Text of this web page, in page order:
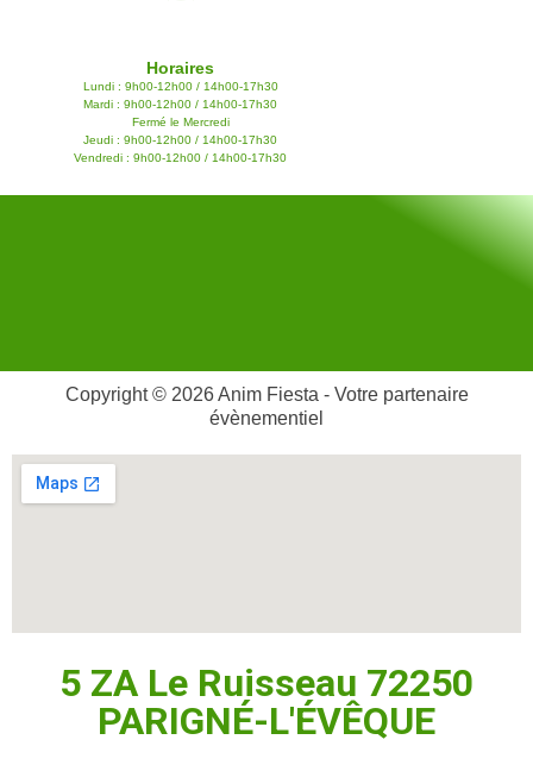
Horaires
Lundi : 9h00-12h00 / 14h00-17h30
Mardi : 9h00-12h00 / 14h00-17h30
Fermé le Mercredi
Jeudi : 9h00-12h00 / 14h00-17h30
Vendredi : 9h00-12h00 / 14h00-17h30
Copyright © 2026 Anim Fiesta - Votre partenaire
évènementiel
5 ZA Le Ruisseau 72250
PARIGNÉ-L'ÉVÊQUE